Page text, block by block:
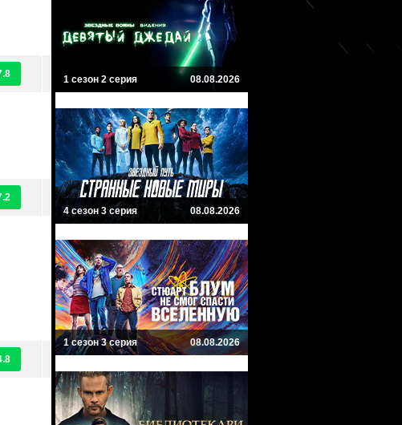
1 сезон 2 серия 08.08.2026
4 сезон 3 серия 08.08.2026
1 сезон 3 серия 08.08.2026